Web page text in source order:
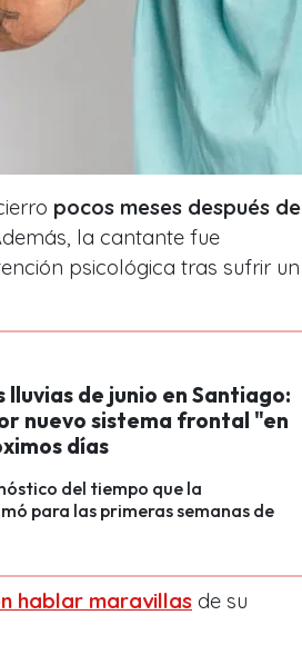
pocos meses después de
la cantante fue
psicológica tras sufrir un
de junio en Santiago:
nuevo sistema frontal "en
días
del tiempo que la
para las primeras semanas de
hablar maravillas de su